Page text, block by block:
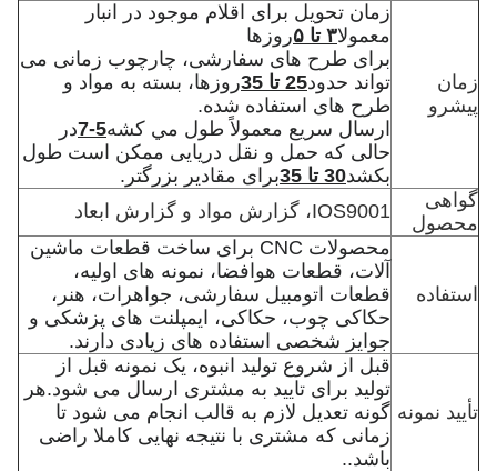
زمان
پیشرو
زمان تحویل برای اقلام موجود در انبار
معمولا۳ تا ۵
روزها
برای طرح های سفارشی، چارچوب زمانی می
تواند حدود25 تا 35
روزها، بسته به مواد و
طرح های استفاده شده.
ارسال سريع معمولاً طول مي کشه5-7
در
حالی که حمل و نقل دریایی ممکن است طول
بکشد30 تا 35
برای مقادیر بزرگتر.
گواهی
محصول
IOS9001، گزارش مواد و گزارش ابعاد
استفاده
محصولات CNC برای ساخت قطعات ماشین
آلات، قطعات هوافضا، نمونه های اولیه،
قطعات اتومبیل سفارشی، جواهرات، هنر،
حکاکی چوب، حکاکی، ایمپلنت های پزشکی و
جوایز شخصی استفاده های زیادی دارند.
تأیید نمونه
قبل از شروع تولید انبوه، یک نمونه قبل از
تولید برای تایید به مشتری ارسال می شود.هر
گونه تعدیل لازم به قالب انجام می شود تا
زمانی که مشتری با نتیجه نهایی کاملا راضی
باشد..